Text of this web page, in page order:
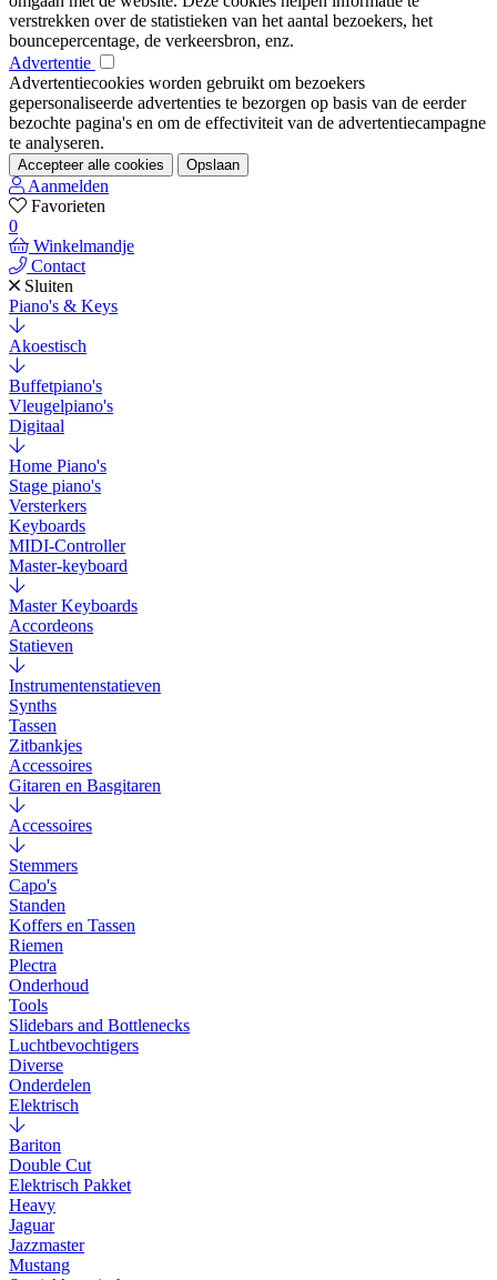
verstrekken over de statistieken van het aantal bezoekers, het
bouncepercentage, de verkeersbron, enz.
Advertentie
Advertentiecookies worden gebruikt om bezoekers
gepersonaliseerde advertenties te bezorgen op basis van de eerder
bezochte pagina's en om de effectiviteit van de advertentiecampagne
te analyseren.
Accepteer alle cookies Opslaan
Aanmelden
Favorieten
0
Winkelmandje
Contact
Sluiten
Piano's & Keys
Akoestisch
Buffetpiano's
Vleugelpiano's
Digitaal
Home Piano's
Stage piano's
Versterkers
Keyboards
MIDI-Controller
Master-keyboard
Master Keyboards
Accordeons
Statieven
Instrumentenstatieven
Synths
Tassen
Zitbankjes
Accessoires
Gitaren en Basgitaren
Accessoires
Stemmers
Capo's
Standen
Koffers en Tassen
Riemen
Plectra
Onderhoud
Tools
Slidebars and Bottlenecks
Luchtbevochtigers
Diverse
Onderdelen
Elektrisch
Bariton
Double Cut
Elektrisch Pakket
Heavy
Jaguar
Jazzmaster
Mustang